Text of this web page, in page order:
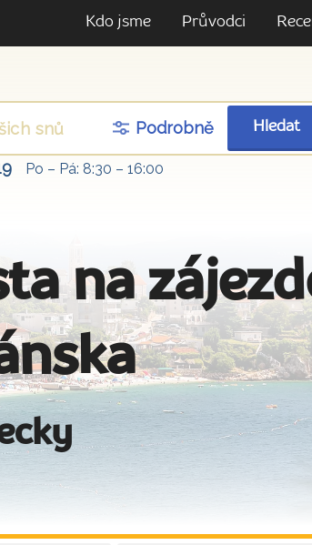
Kdo jsme Průvodci
Podrobně Hledat
Po – Pá: 8:30 – 16:00
na